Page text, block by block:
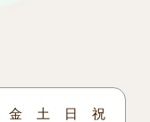
金 土 日
祝